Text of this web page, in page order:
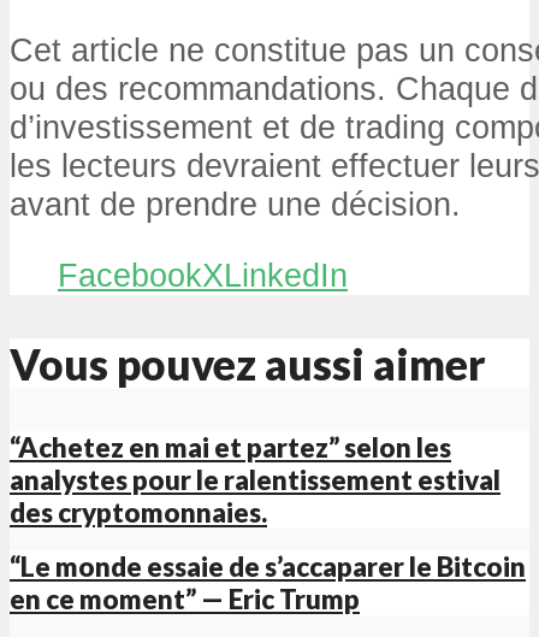
Cet article ne constitue pas un
ou des recommandations. Chaque
d’investissement et de trading
les lecteurs devraient effectuer
avant de prendre une décision.
FacebookXLinkedIn
Vous pouvez aussi aimer
“Achetez en mai et partez” selon les
analystes pour le ralentissement estival
des cryptomonnaies.
“Le monde essaie de s’accaparer le Bitcoin
en ce moment” — Eric Trump